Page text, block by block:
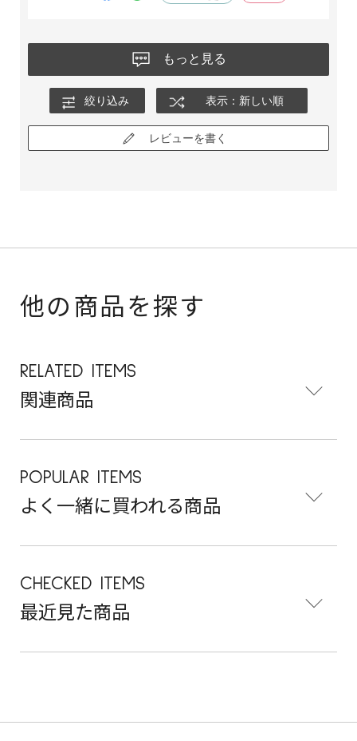
もっと見る
絞り込み 表示：新しい順
レビューを書く
他の商品を探す
RELATED ITEMS
関連商品
POPULAR ITEMS
よく一緒に買われる商品
CHECKED ITEMS
最近見た商品